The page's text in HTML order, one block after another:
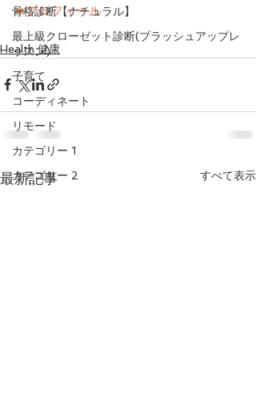
骨格診断【ナチュラル】
最上級クローゼット診断(ブラッシュアップレ
ッスン)
子育て
コーディネート
リモード
カテゴリー 1
カテゴリー 2
➡プロフィール
Health 健康
最新記事 すべて表示